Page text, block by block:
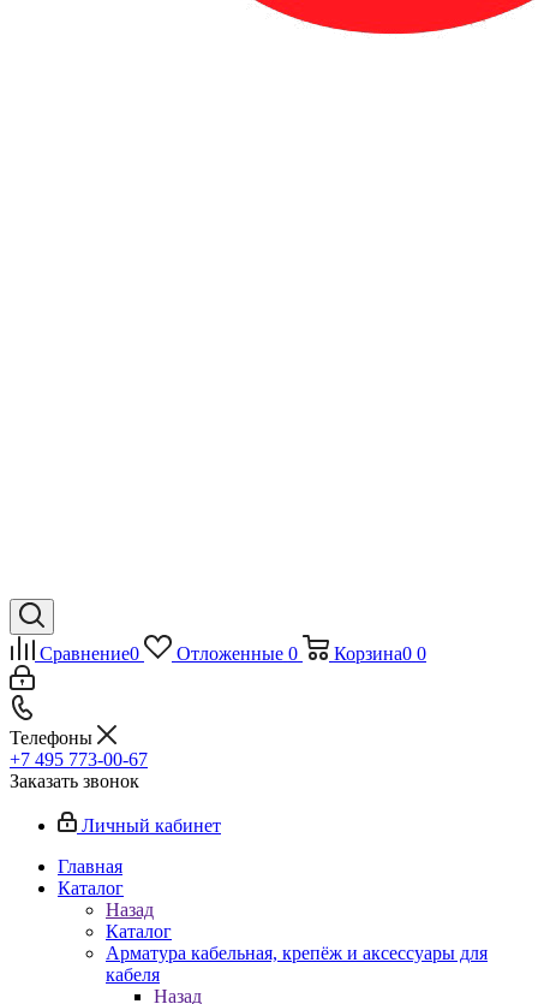
Сравнение0 Отложенные 0 Корзина0 0
Телефоны
+7 495 773-00-67
Заказать звонок
Личный кабинет
Главная
Каталог
Назад
Каталог
Арматура кабельная, крепёж и аксессуары для
кабеля
Назад